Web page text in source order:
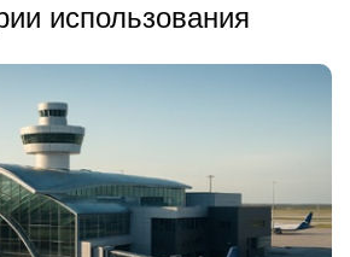
использования